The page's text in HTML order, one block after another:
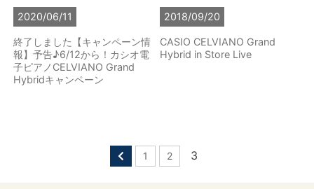
2020/06/11
終了しました【キャンペーン情
報】予告♪6/12から！カシオ電
子ピアノCELVIANO Grand
Hybridキャンペーン
2018/09/20
CASIO CELVIANO Grand
Hybrid in Store Live
1 2 3